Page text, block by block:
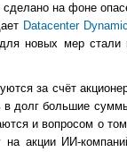
сделано на фоне
Datacenter
новых мер стали
за счёт
в долг большие
и вопросом о
акции ИИ-